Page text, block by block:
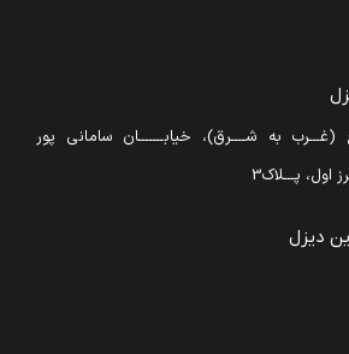
(غـــرب به شــــرق)، خیابـــــــان سامانی پور
پـــلاک3
دیزل​